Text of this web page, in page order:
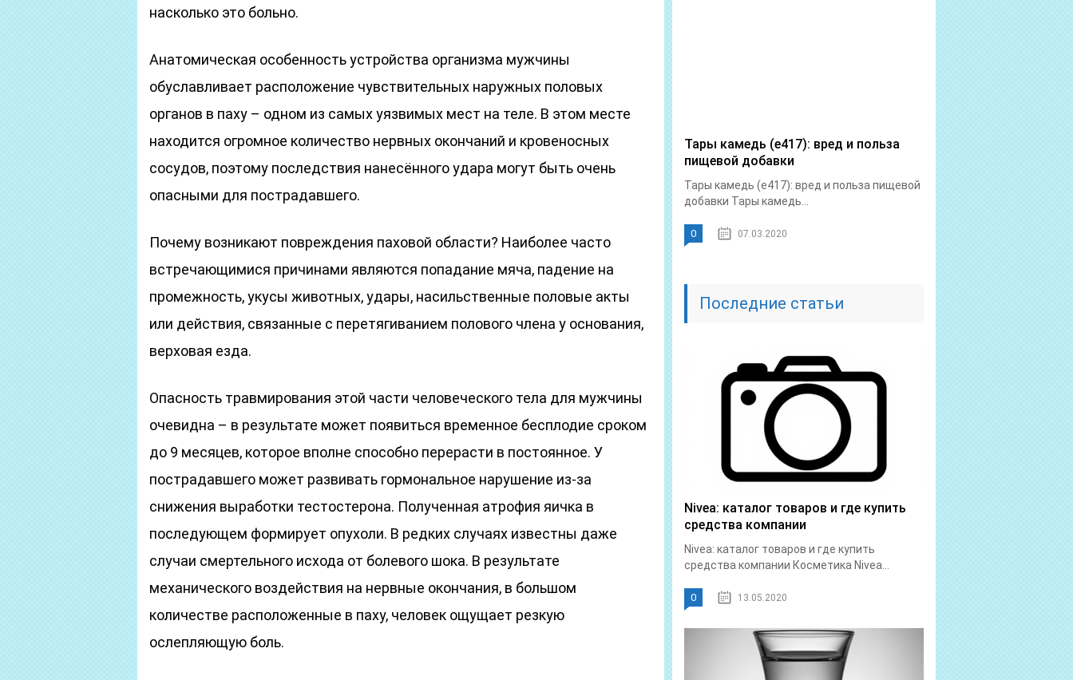
насколько это больно.
Анатомическая особенность устройства организма мужчины
обуславливает расположение чувствительных наружных половых
органов в паху – одном из самых уязвимых мест на теле. В этом месте
находится огромное количество нервных окончаний и кровеносных
сосудов, поэтому последствия нанесённого удара могут быть очень
опасными для пострадавшего.
Почему возникают повреждения паховой области? Наиболее часто
встречающимися причинами являются попадание мяча, падение на
промежность, укусы животных, удары, насильственные половые акты
или действия, связанные с перетягиванием полового члена у основания,
верховая езда.
Опасность травмирования этой части человеческого тела для мужчины
очевидна – в результате может появиться временное бесплодие сроком
до 9 месяцев, которое вполне способно перерасти в постоянное. У
пострадавшего может развивать гормональное нарушение из-за
снижения выработки тестостерона. Полученная атрофия яичка в
последующем формирует опухоли. В редких случаях известны даже
случаи смертельного исхода от болевого шока. В результате
механического воздействия на нервные окончания, в большом
количестве расположенные в паху, человек ощущает резкую
ослепляющую боль.
Тары камедь (е417): вред и польза
пищевой добавки
Тары камедь (е417): вред и польза пищевой
добавки Тары камедь...
0 07.03.2020
Последние статьи
Nivea: каталог товаров и где купить
средства компании
Nivea: каталог товаров и где купить
средства компании Косметика Nivea...
0 13.05.2020